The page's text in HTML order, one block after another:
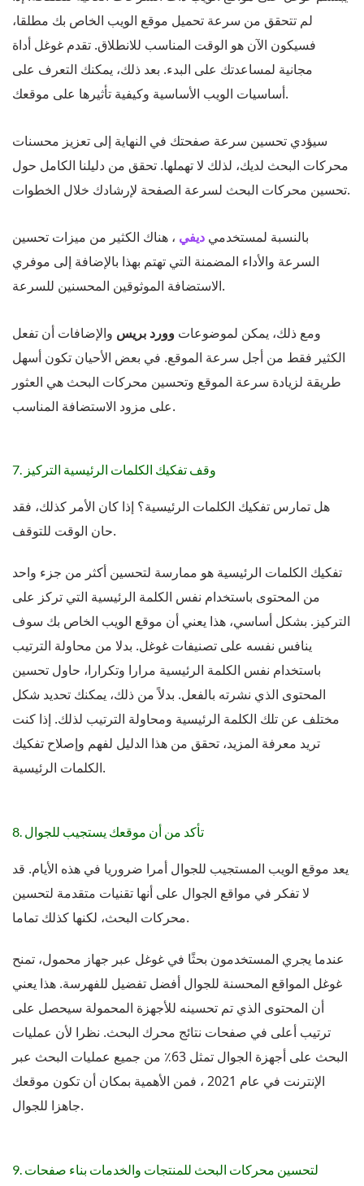
لم تتحقق من سرعة تحميل موقع الويب الخاص بك مطلقا،
فسيكون الآن هو الوقت المناسب للانطلاق. تقدم غوغل أداة
مجانية لمساعدتك على البدء. بعد ذلك، يمكنك التعرف على
أساسيات الويب الأساسية وكيفية تأثيرها على موقعك.
سيؤدي تحسين سرعة صفحتك في النهاية إلى تعزيز محسنات
محركات البحث لديك، لذلك لا تهملها. تحقق من دليلنا الكامل حول
تحسين محركات البحث لسرعة الصفحة لإرشادك خلال الخطوات.
بالنسبة لمستخدمي ديفي ، هناك الكثير من ميزات تحسين
السرعة والأداء المضمنة التي تهتم بهذا بالإضافة إلى موفري
الاستضافة الموثوقين المحسنين للسرعة.
ومع ذلك، يمكن لموضوعات وورد بريس والإضافات أن تفعل
الكثير فقط من أجل سرعة الموقع. في بعض الأحيان تكون أسهل
طريقة لزيادة سرعة الموقع وتحسين محركات البحث هي العثور
على مزود الاستضافة المناسب.
7. وقف تفكيك الكلمات الرئيسية التركيز
هل تمارس تفكيك الكلمات الرئيسية؟ إذا كان الأمر كذلك، فقد
حان الوقت للتوقف.
تفكيك الكلمات الرئيسية هو ممارسة لتحسين أكثر من جزء واحد
من المحتوى باستخدام نفس الكلمة الرئيسية التي تركز على
التركيز. بشكل أساسي، هذا يعني أن موقع الويب الخاص بك سوف
ينافس نفسه على تصنيفات غوغل. بدلا من محاولة الترتيب
باستخدام نفس الكلمة الرئيسية مرارا وتكرارا، حاول تحسين
المحتوى الذي نشرته بالفعل. بدلاً من ذلك، يمكنك تحديد شكل
مختلف عن تلك الكلمة الرئيسية ومحاولة الترتيب لذلك. إذا كنت
تريد معرفة المزيد، تحقق من هذا الدليل لفهم وإصلاح تفكيك
الكلمات الرئيسية.
8. تأكد من أن موقعك يستجيب للجوال
يعد موقع الويب المستجيب للجوال أمرا ضروريا في هذه الأيام. قد
لا تفكر في مواقع الجوال على أنها تقنيات متقدمة لتحسين
محركات البحث، لكنها كذلك تماما.
عندما يجري المستخدمون بحثًا في غوغل عبر جهاز محمول، تمنح
غوغل المواقع المحسنة للجوال أفضل تفضيل للفهرسة. هذا يعني
أن المحتوى الذي تم تحسينه للأجهزة المحمولة سيحصل على
ترتيب أعلى في صفحات نتائج محرك البحث. نظرا لأن عمليات
البحث على أجهزة الجوال تمثل 63٪ من جميع عمليات البحث عبر
الإنترنت في عام 2021 ، فمن الأهمية بمكان أن تكون موقعك
جاهزا للجوال.
9. لتحسين محركات البحث للمنتجات والخدمات بناء صفحات